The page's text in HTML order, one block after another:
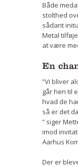
Både
stolthed
sådant
Metal
at være
En
”Vi bliver
går hen til
hvad de
så er det
” siger
imod
Aarhus
Der er